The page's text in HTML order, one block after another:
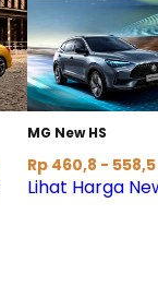
MG New HS
Rp 460,8 -
Lihat Harga